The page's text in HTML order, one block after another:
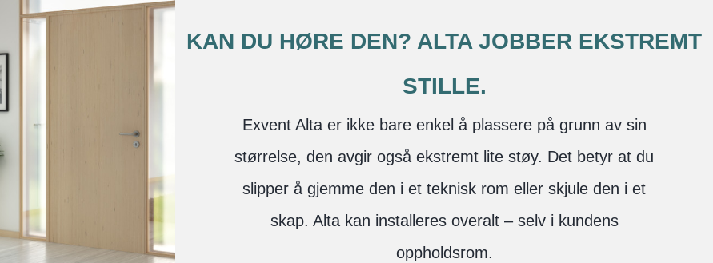
KAN DU HØRE DEN? ALTA JOBBER EKSTREMT
STILLE.
Exvent Alta er ikke bare enkel å plassere på grunn av sin
størrelse, den avgir også ekstremt lite støy. Det betyr at du
slipper å gjemme den i et teknisk rom eller skjule den i et
skap. Alta kan installeres overalt – selv i kundens
oppholdsrom.